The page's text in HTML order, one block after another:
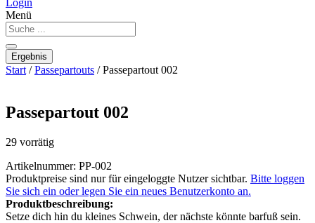
Login
Menü
Search
...
Ergebnis
Start /Passepartouts / Passepartout 002
Passepartout 002
29 vorrätig
Artikelnummer: PP-002
Produktpreise sind nur für eingeloggte Nutzer sichtbar. Bitte loggen
Sie sich ein oder legen Sie ein neues Benutzerkonto an.
Produktbeschreibung:
Setze dich hin du kleines Schwein, der nächste könnte barfuß sein.